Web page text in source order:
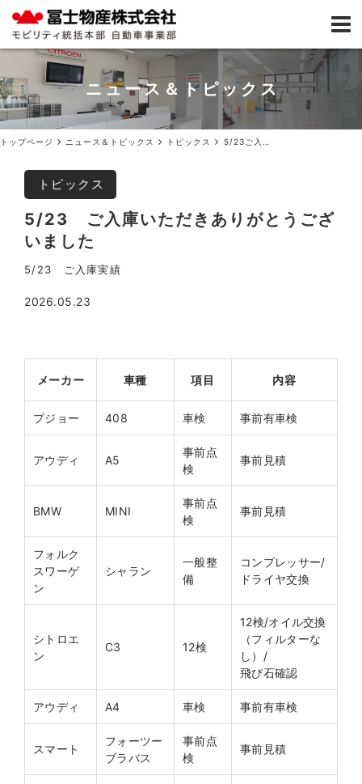
ニュース＆トピックス
トップページ ニュース＆トピックス トピックス
トピックス
5/23 ご入庫いただきありがとうござ
いました
5/23 ご入庫実績
2026.05.23
メーカー 車種 項目 内容
プジョー 408 車検 事前有車検
アウディ A5
事前点
検
事前見積
BMW MINI
事前点
検
事前見積
フォルク
スワーゲ
ン
シャラン
一般整
備
コンプレッサー/
ドライヤ交換
シトロエ
ン
C3 12検
12検/オイル交換
（フィルターな
し）/
飛び石確認
アウディ A4 車検 事前有車検
スマート
フォーツー
ブラバス
事前点
検
事前見積